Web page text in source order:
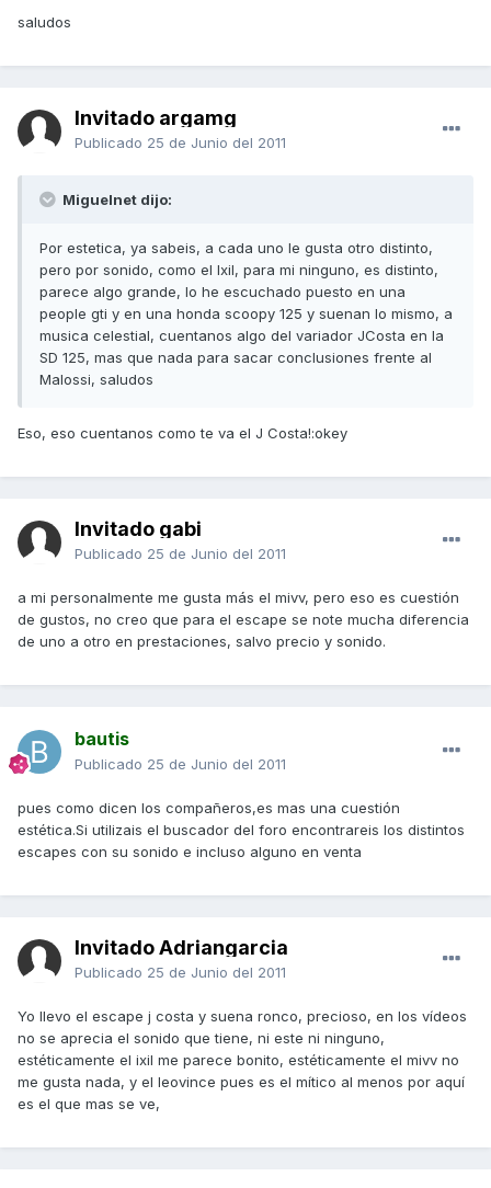
saludos
Invitado argamg
Publicado 25 de Junio del 2011
Miguelnet dijo:
Por estetica, ya sabeis, a cada uno le gusta otro distinto,
pero por sonido, como el Ixil, para mi ninguno, es distinto,
parece algo grande, lo he escuchado puesto en una
people gti y en una honda scoopy 125 y suenan lo mismo, a
musica celestial, cuentanos algo del variador JCosta en la
SD 125, mas que nada para sacar conclusiones frente al
Malossi, saludos
Eso, eso cuentanos como te va el J Costa!:okey
Invitado gabi
Publicado 25 de Junio del 2011
a mi personalmente me gusta más el mivv, pero eso es cuestión
de gustos, no creo que para el escape se note mucha diferencia
de uno a otro en prestaciones, salvo precio y sonido.
bautis
Publicado 25 de Junio del 2011
pues como dicen los compañeros,es mas una cuestión
estética.Si utilizais el buscador del foro encontrareis los distintos
escapes con su sonido e incluso alguno en venta
Invitado Adriangarcia
Publicado 25 de Junio del 2011
Yo llevo el escape j costa y suena ronco, precioso, en los vídeos
no se aprecia el sonido que tiene, ni este ni ninguno,
estéticamente el ixil me parece bonito, estéticamente el mivv no
me gusta nada, y el leovince pues es el mítico al menos por aquí
es el que mas se ve,